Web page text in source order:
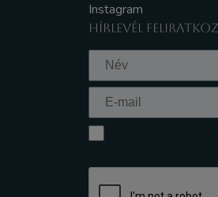
Instagram
HÍRLEVÉL